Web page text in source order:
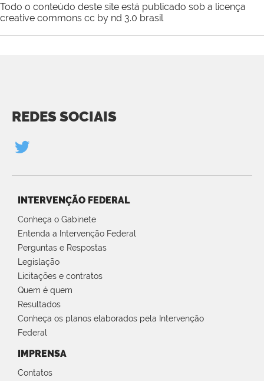
Todo o conteúdo deste site está publicado sob a licença
creative commons cc by nd 3.0 brasil
REDES SOCIAIS
INTERVENÇÃO FEDERAL
Conheça o Gabinete
Entenda a Intervenção Federal
Perguntas e Respostas
Legislação
Licitações e contratos
Quem é quem
Resultados
Conheça os planos elaborados pela Intervenção
Federal
IMPRENSA
Contatos